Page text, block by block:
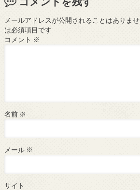
メールアドレスが公開されることはありませ
は必須項目です
コメント ※
名前 ※
メール ※
サイト